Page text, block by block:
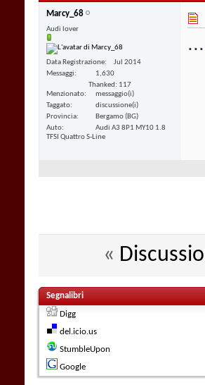
Marcy_68
Audi lover
Data Registrazione
Jul 2014
Messaggi
1,630
Thanked: 117
Menzionato
messaggio(i)
Taggato
discussione(i)
Provincia
Bergamo (BG)
Auto
Audi A3 8P1 MY10 1.8
TFSI Quattro S-Line
«
Segnalibri
Digg
del.icio.us
StumbleUpon
Google